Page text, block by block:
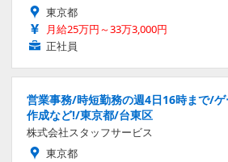
東京都
月給25万円～33万3,000円
正社員
営業事務/時短勤務の週4日16時まで/
作成など!/東京都/台東区
株式会社スタッフサービス
東京都